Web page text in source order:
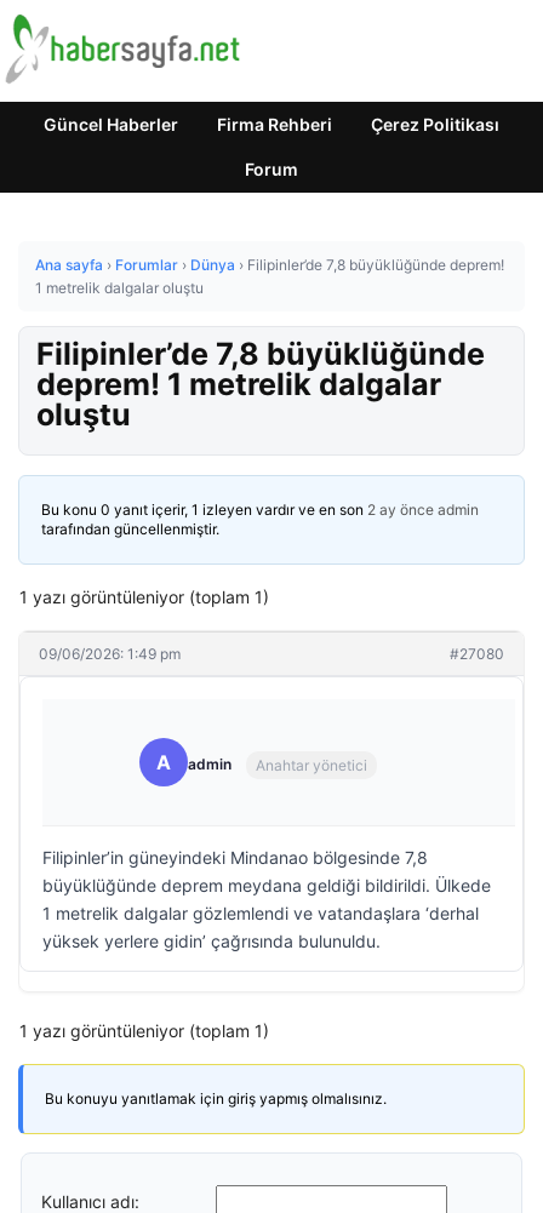
Güncel Haberler Firma Rehberi Çerez Politikası
Forum
Ana sayfa › Forumlar › Dünya › Filipinler’de 7,8 büyüklüğünde deprem!
1 metrelik dalgalar oluştu
Filipinler’de 7,8 büyüklüğünde
deprem! 1 metrelik dalgalar
oluştu
Bu konu 0 yanıt içerir, 1 izleyen vardır ve en son 2 ay önce admin
tarafından güncellenmiştir.
1 yazı görüntüleniyor (toplam 1)
09/06/2026: 1:49 pm #27080
A admin Anahtar yönetici
Filipinler’in güneyindeki Mindanao bölgesinde 7,8
büyüklüğünde deprem meydana geldiği bildirildi. Ülkede
1 metrelik dalgalar gözlemlendi ve vatandaşlara ‘derhal
yüksek yerlere gidin’ çağrısında bulunuldu.
1 yazı görüntüleniyor (toplam 1)
Bu konuyu yanıtlamak için giriş yapmış olmalısınız.
Kullanıcı adı: